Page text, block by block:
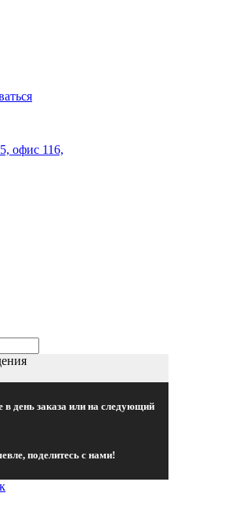
офис 116,
в день заказа или на следующий
поделитесь с нами!